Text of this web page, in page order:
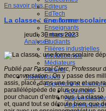
Editeurs
EdTech
Encadrement
Enseignants
Entreprises
Etudiants
Filières industrielles
Institutionnels
Médiateurs
Parents
Thématiques
Apprendre et
Apprendre
En savoir plus...
La classe : une forme
jeudi, 30 mars 2023
Analyses
Publié par Pascal Clerc, Professeur
theconversation: On y passe des
assis, placé, dans une ligne et une
parallélépipède de plus ou moins
pour chacun d’entre nous. La
et, quand tout se déroule bien, que